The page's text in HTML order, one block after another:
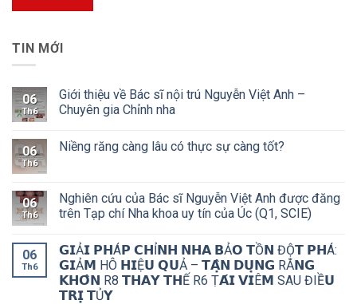
TIN MỚI
06
Th6
Giới thiệu về Bác sĩ nội trú Nguyễn Việt Anh –
Chuyên gia Chỉnh nha
06
Th6
Niềng răng càng lâu có thực sự càng tốt?
06
Th6
Nghiên cứu của Bác sĩ Nguyễn Việt Anh được đăng
trên Tạp chí Nha khoa uy tín của Úc (Q1, SCIE)
06
Th6
𝗚𝗜Ả𝗜 𝗣𝗛Á𝗣 𝗖𝗛Ỉ𝗡𝗛 𝗡𝗛𝗔 𝗕Ả𝗢 𝗧Ồ𝗡 ĐỘ̣𝗧 𝗣𝗛Á:
𝗚𝗜Ả𝗠 HÔ 𝗛𝗜Ệ𝗨 𝗤𝗨Ả – 𝗧𝗔̣̂𝗡 𝗗𝗨̣𝗡𝗚 RĂ𝗡𝗚
𝗞𝗛𝗢̂𝗡 R8 𝗧𝗛𝗔𝗬 𝗧𝗛Ế R6 Ṭ𝗔́𝗜 𝗩𝗜Ê𝗠 SAU ĐIỀ𝗨
𝗧𝗥𝗜̣ 𝗧Ủ𝗬